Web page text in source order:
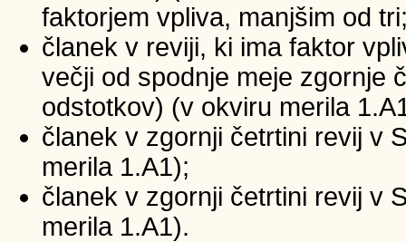
faktorjem vpliva, manjšim od
članek v reviji, ki ima faktor
večji od spodnje meje zgornje
odstotkov) (v okviru merila
članek v zgornji četrtini revij v
merila 1.A1);
članek v zgornji četrtini revij v
merila 1.A1).